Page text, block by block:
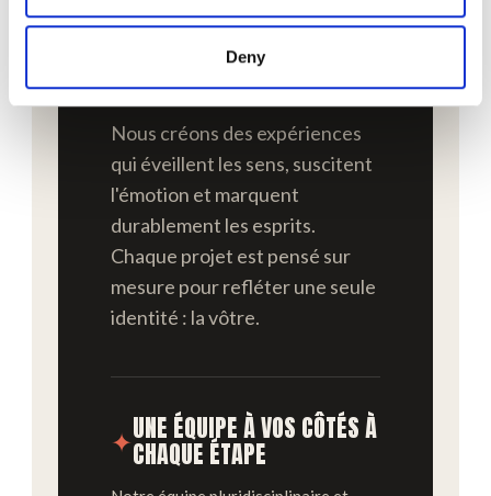
Deny
NOUS DONNONS VIE
À VOS ÉVÉNEMENTS
Nous créons des expériences
qui éveillent les sens, suscitent
l'émotion et marquent
durablement les esprits.
Chaque projet est pensé sur
mesure pour refléter une seule
identité : la vôtre.
✦UNE ÉQUIPE À VOS CÔTÉS À
CHAQUE ÉTAPE